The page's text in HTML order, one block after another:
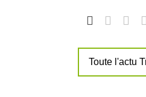
Toute l'actu